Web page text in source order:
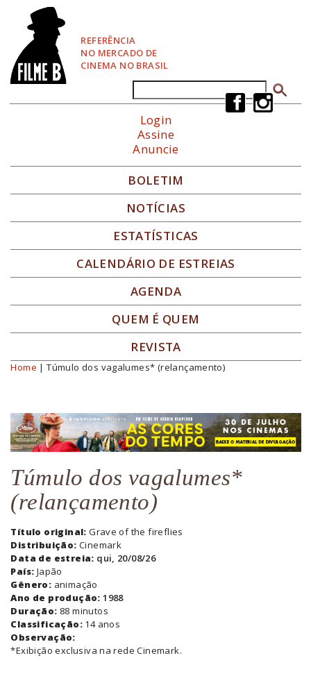
REFERÊNCIA
NO MERCADO DE
CINEMA NO BRASIL
Formulário de busca
Login
Assine
Anuncie
BOLETIM
NOTÍCIAS
ESTATÍSTICAS
CALENDÁRIO DE ESTREIAS
AGENDA
QUEM É QUEM
REVISTA
Você está aqui
Home | Túmulo dos vagalumes* (relançamento)
Túmulo dos vagalumes*
(relançamento)
Título original:Grave of the fireflies
Distribuição: Cinemark
Data de estreia: qui, 20/08/26
País: Japão
Gênero: animação
Ano de produção:1988
Duração: 88 minutos
Classificação: 14 anos
Observação:
*Exibição exclusiva na rede Cinemark.